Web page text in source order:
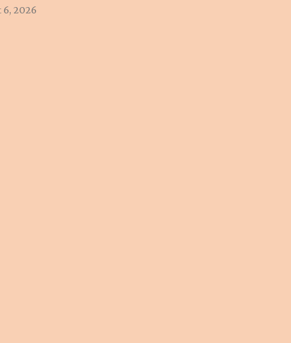
2026